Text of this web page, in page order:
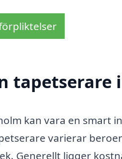
tapetserare
kan vara en smart
varierar
Generellt ligger